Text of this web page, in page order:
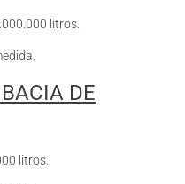
litros.
DE
litros.